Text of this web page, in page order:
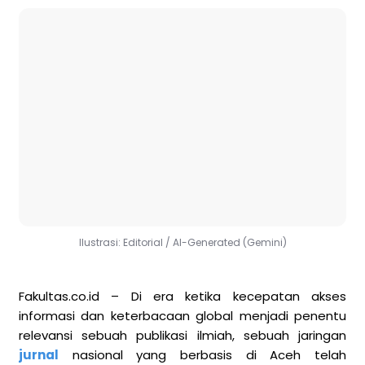
Ilustrasi: Editorial / AI-Generated (Gemini)
Fakultas.co.id – Di era ketika kecepatan akses
informasi dan keterbacaan global menjadi penentu
relevansi sebuah publikasi ilmiah, sebuah jaringan
jurnal nasional yang berbasis di Aceh telah